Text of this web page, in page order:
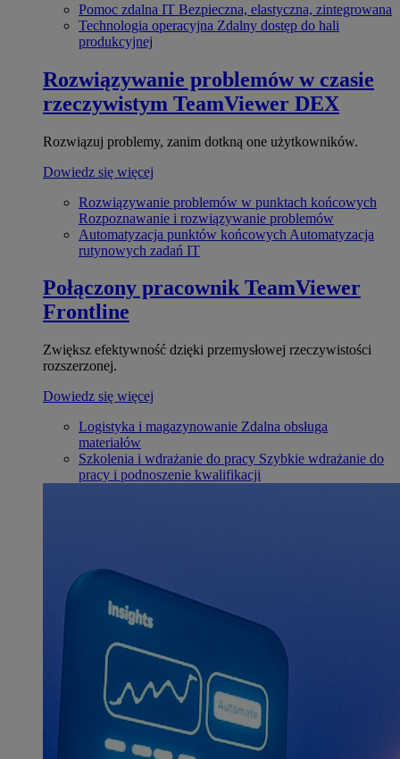
Pomoc zdalna IT Bezpieczna, elastyczna, zintegrowana
Technologia operacyjna Zdalny dostęp do hali
produkcyjnej
Rozwiązywanie problemów w czasie
rzeczywistym TeamViewer DEX
Rozwiązuj problemy, zanim dotkną one użytkowników.
Dowiedz się więcej
Rozwiązywanie problemów w punktach końcowych
Rozpoznawanie i rozwiązywanie problemów
Automatyzacja punktów końcowych Automatyzacja
rutynowych zadań IT
Połączony pracownik TeamViewer
Frontline
Zwiększ efektywność dzięki przemysłowej rzeczywistości
rozszerzonej.
Dowiedz się więcej
Logistyka i magazynowanie Zdalna obsługa
materiałów
Szkolenia i wdrażanie do pracy Szybkie wdrażanie do
pracy i podnoszenie kwalifikacji